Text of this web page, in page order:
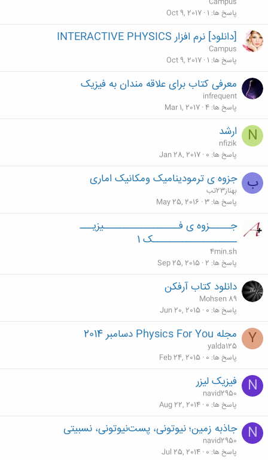
پاسخ ها 1
Oct 9, 2017
[دانلود] نرم افزار INTERACTIVE PHYSICS
Campus
پاسخ ها 1
Oct 9, 2017
معرفی کتاب برای علاقه مندان به فیزیک
infrequent
پاسخ ها 4
Mar 1, 2017
N ارشد
nfizik
پاسخ ها 0
Jan 28, 2017
ب جزوه ی ترمودینامیک ومکانیک اماری
بهناز23تب
پاسخ ها 3
May 25, 2016
جـــــزوه ی فــــــــــــــــــیزیـــ
ــــــــــــــــــــک 1
4min.sh
پاسخ ها 2
Sep 25, 2015
دانلود کتاب آرفکن
Mohsen 89
پاسخ ها 0
Jun 20, 2015
Y مجله Physics For You دسامبر 2014
yalda125
پاسخ ها 0
Feb 24, 2015
N فیزیک لیزر
navid2950
پاسخ ها 0
Aug 22, 2014
N جاذبه زمین؛ نیوتونی، پست‌نیوتونی، نسبیتی
navid2950
پاسخ ها 0
Jul 25, 2014